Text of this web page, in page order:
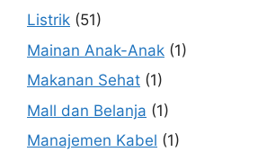
Listrik (51)
Mainan Anak-Anak (1)
Makanan Sehat (1)
Mall dan Belanja (1)
Manajemen Kabel (1)